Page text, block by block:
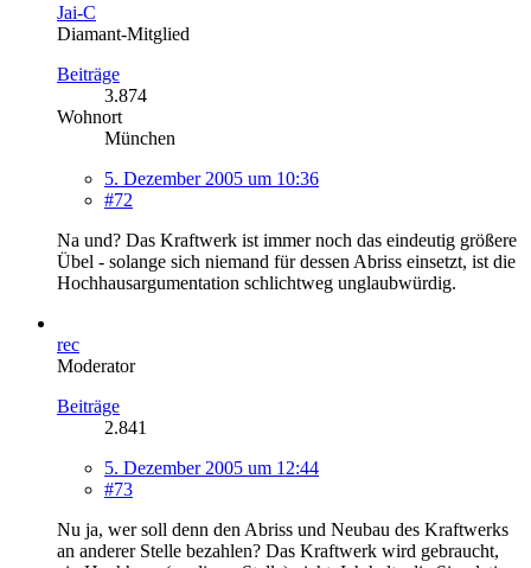
Jai-C
Diamant-Mitglied
Beiträge
3.874
Wohnort
München
5. Dezember 2005 um 10:36
#72
Na und? Das Kraftwerk ist immer noch das eindeutig größere
Übel - solange sich niemand für dessen Abriss einsetzt, ist die
Hochhausargumentation schlichtweg unglaubwürdig.
rec
Moderator
Beiträge
2.841
5. Dezember 2005 um 12:44
#73
Nu ja, wer soll denn den Abriss und Neubau des Kraftwerks
an anderer Stelle bezahlen? Das Kraftwerk wird gebraucht,